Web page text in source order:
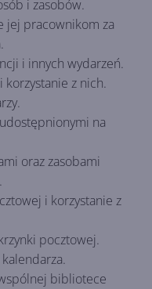
i zasobów.
jej pracownikom za
i innych wydarzeń.
z nich.
na
oraz zasobami
i korzystanie z
pocztowej.
bibliotece